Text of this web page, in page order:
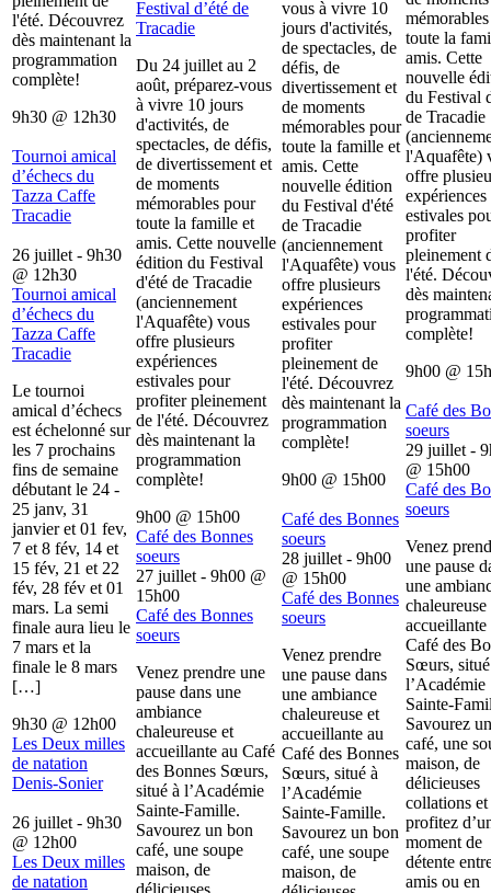
l'été. Découvrez
dès maintenant la
programmation
complète!
9h30 @ 12h30
Tournoi amical
d’échecs du
Tazza Caffe
Tracadie
26 juillet - 9h30
@ 12h30
Tournoi amical
d’échecs du
Tazza Caffe
Tracadie
Le tournoi
amical d’échecs
est échelonné sur
les 7 prochains
fins de semaine
débutant le 24 -
25 janv, 31
janvier et 01 fev,
7 et 8 fév, 14 et
15 fév, 21 et 22
fév, 28 fév et 01
mars. La semi
finale aura lieu le
7 mars et la
finale le 8 mars
[…]
9h30 @ 12h00
Les Deux milles
de natation
Denis-Sonier
26 juillet - 9h30
@ 12h00
Les Deux milles
de natation
Festival d’été de
Tracadie
Du 24 juillet au 2
août, préparez-vous
à vivre 10 jours
d'activités, de
spectacles, de défis,
de divertissement et
de moments
mémorables pour
toute la famille et
amis. Cette nouvelle
édition du Festival
d'été de Tracadie
(anciennement
l'Aquafête) vous
offre plusieurs
expériences
estivales pour
profiter pleinement
de l'été. Découvrez
dès maintenant la
programmation
complète!
9h00 @ 15h00
Café des Bonnes
soeurs
27 juillet - 9h00 @
15h00
Café des Bonnes
soeurs
Venez prendre une
pause dans une
ambiance
chaleureuse et
accueillante au Café
des Bonnes Sœurs,
situé à l’Académie
Sainte-Famille.
Savourez un bon
café, une soupe
maison, de
vous à vivre 10
jours d'activités,
de spectacles, de
défis, de
divertissement et
de moments
mémorables pour
toute la famille et
amis. Cette
nouvelle édition
du Festival d'été
de Tracadie
(anciennement
l'Aquafête) vous
offre plusieurs
expériences
estivales pour
profiter
pleinement de
l'été. Découvrez
dès maintenant la
programmation
complète!
9h00 @ 15h00
Café des Bonnes
soeurs
28 juillet - 9h00
@ 15h00
Café des Bonnes
soeurs
Venez prendre
une pause dans
une ambiance
chaleureuse et
accueillante au
Café des Bonnes
Sœurs, situé à
l’Académie
Sainte-Famille.
Savourez un bon
café, une soupe
maison, de
toute la
amis. Cette
nouvelle
du Festival
de Tracadie
l'Aquafête)
offre
expériences
estivales
profiter
pleinement
l'été.
dès
complète!
9h00 @
Café des
soeurs
29 juillet -
@ 15h00
Café des
soeurs
Venez
une pause
une
chaleureuse
accueillante
Café des
Sœurs,
l’Académie
Sainte-
Savourez
café, une
maison, de
délicieuses
collations et
profitez
moment de
détente
amis ou en